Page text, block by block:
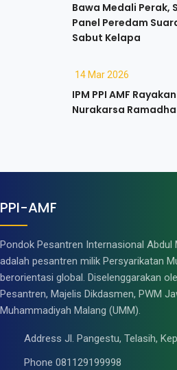
Bawa Medali Perak,
Panel Peredam
Sabut Kelapa
14 Mar 2026
IPM PPI AMF
Nurakarsa
PPI-AMF
Pondok Pesantren Internasional Abdul
adalah pesantren milik Persyarikatan
berorientasi global. Diselenggarakan
Pesantren, Majelis Dikdasmen, PWM
Muhammadiyah Malang (UMM).
Address Jl. Pangestu, Telasih,
Phone 081129199998